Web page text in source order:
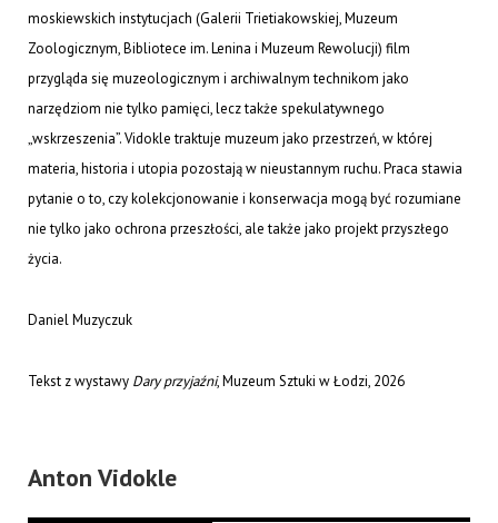
moskiewskich instytucjach (Galerii Trietiakowskiej, Muzeum
Zoologicznym, Bibliotece im. Lenina i Muzeum Rewolucji) film
przygląda się muzeologicznym i archiwalnym technikom jako
narzędziom nie tylko pamięci, lecz także spekulatywnego
„wskrzeszenia”. Vidokle traktuje muzeum jako przestrzeń, w której
materia, historia i utopia pozostają w nieustannym ruchu. Praca stawia
pytanie o to, czy kolekcjonowanie i konserwacja mogą być rozumiane
nie tylko jako ochrona przeszłości, ale także jako projekt przyszłego
życia.
Daniel Muzyczuk
Tekst z wystawy Dary przyjaźni, Muzeum Sztuki w Łodzi, 2026
Anton Vidokle